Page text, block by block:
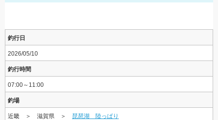
釣行日
2026/05/10
釣行時間
07:00～11:00
釣場
近畿 ＞ 滋賀県 ＞ 琵琶湖 陸っぱり